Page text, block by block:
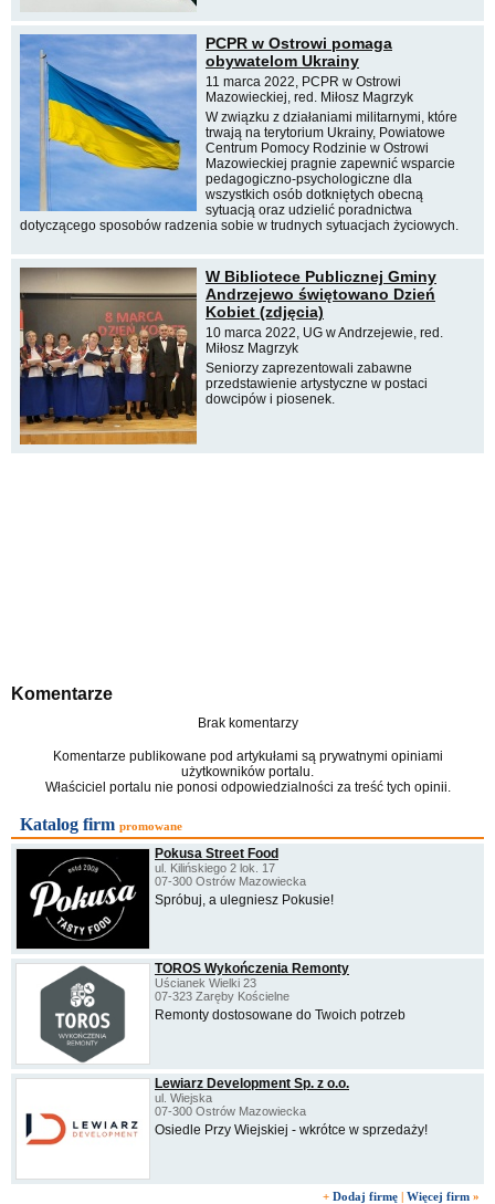
PCPR w Ostrowi pomaga
obywatelom Ukrainy
11 marca 2022, PCPR w Ostrowi
Mazowieckiej, red. Miłosz Magrzyk
W związku z działaniami militarnymi, które
trwają na terytorium Ukrainy, Powiatowe
Centrum Pomocy Rodzinie w Ostrowi
Mazowieckiej pragnie zapewnić wsparcie
pedagogiczno-psychologiczne dla
wszystkich osób dotkniętych obecną
sytuacją oraz udzielić poradnictwa
dotyczącego sposobów radzenia sobie w trudnych sytuacjach życiowych.
W Bibliotece Publicznej Gminy
Andrzejewo świętowano Dzień
Kobiet (zdjęcia)
10 marca 2022, UG w Andrzejewie, red.
Miłosz Magrzyk
Seniorzy zaprezentowali zabawne
przedstawienie artystyczne w postaci
dowcipów i piosenek.
Komentarze
Brak komentarzy
Komentarze publikowane pod artykułami są prywatnymi opiniami
użytkowników portalu.
Właściciel portalu nie ponosi odpowiedzialności za treść tych opinii.
Katalog firm promowane
Pokusa Street Food
ul. Kilińskiego 2 lok. 17
07-300 Ostrów Mazowiecka
Spróbuj, a ulegniesz Pokusie!
TOROS Wykończenia Remonty
Uścianek Wielki 23
07-323 Zaręby Kościelne
Remonty dostosowane do Twoich potrzeb
Lewiarz Development Sp. z o.o.
ul. Wiejska
07-300 Ostrów Mazowiecka
Osiedle Przy Wiejskiej - wkrótce w sprzedaży!
+ Dodaj firmę | Więcej firm »